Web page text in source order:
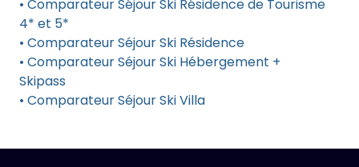
• Comparateur Séjour Ski Résidence de Tourisme
4* et 5*
• Comparateur Séjour Ski Résidence
• Comparateur Séjour Ski Hébergement +
Skipass
• Comparateur Séjour Ski Villa